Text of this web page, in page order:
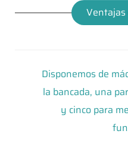
Ventajas
Disponemos de
la bancada, una
y cinco para